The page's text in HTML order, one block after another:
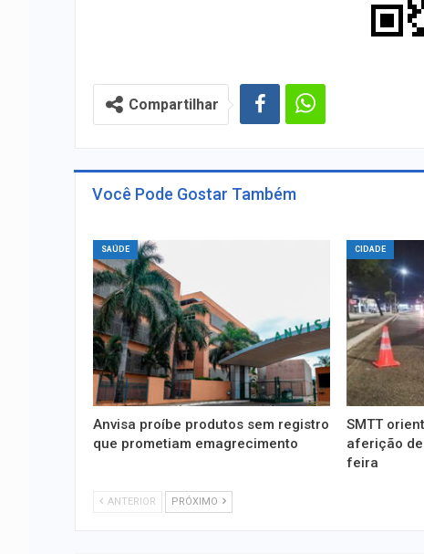
Compartilhar
Você Pode Gostar Também
SAÚDE
Anvisa proíbe produtos sem registro
que prometiam emagrecimento
CIDADE
SMTT
aferição
feira
ANTERIOR PRÓXIMO